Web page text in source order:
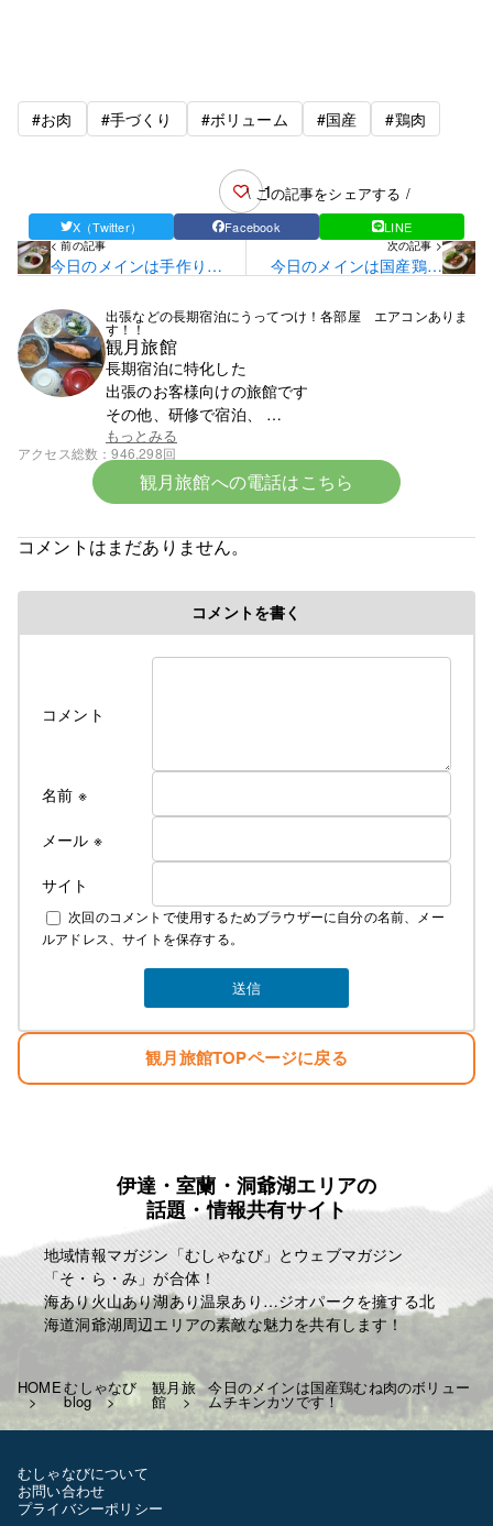
#お肉 #手づくり #ボリューム #国産 #鶏肉
1
\ この記事をシェアする /
X（Twitter） Facebook LINE
< 前の記事
今日のメインは手作りジ
次の記事 >
今日のメインは国産鶏も
出張などの長期宿泊にうってつけ！各部屋 エアコンありま
す！！
観月旅館
長期宿泊に特化した
出張のお客様向けの旅館です
その他、研修で宿泊、
スポーツ少年団での団体宿泊なども受け付けており
ます
まずはお電話ください。0142-23-1393です。
令和８年各部屋エアコン導入により
なお、詳しいご料金につきましては
下記にて説明しております
素泊まり ￥4000 税込み ￥4400
夕食 ￥1300 税込み ￥1430
朝食 ￥700 税込み ￥770
お弁当 ￥750 税込み ￥825
例として
一泊三食 ￥6750 税込み ￥7425
一泊二食 ￥6000 税込み ￥6600
一泊夕食 ￥5300 税込み ￥5830
一泊朝食 ￥4700 税込み ￥5170
となります
よろしくお願いいたします！
✩相部屋の際はお一人につき-200￥
します
ございません
お客様のご利用お待ちしています
もっとみる
アクセス総数 946,298回
観月旅館への電話はこちら
コメントはまだありません。
コメントを書く
コメント
名前 ※
メール ※
サイト
次回のコメントで使用するためブラウザーに自分の名前、メー
ルアドレス、サイトを保存する。
観月旅館TOPページに戻る
伊達・室蘭・洞爺湖エリアの
話題・情報共有サイト
地域情報マガジン「むしゃなび」とウェブマガジン
「そ・ら・み」が合体！
海あり火山あり湖あり温泉あり…ジオパークを擁する北
海道洞爺湖周辺エリアの素敵な魅力を共有します！
HOMEむしゃなび
blog
観月旅
館
今日のメインは国産鶏むね肉のボリュー
ムチキンカツです！
むしゃなびについて
お問い合わせ
プライバシーポリシー